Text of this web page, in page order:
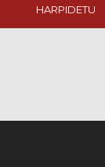
HARPIDETU